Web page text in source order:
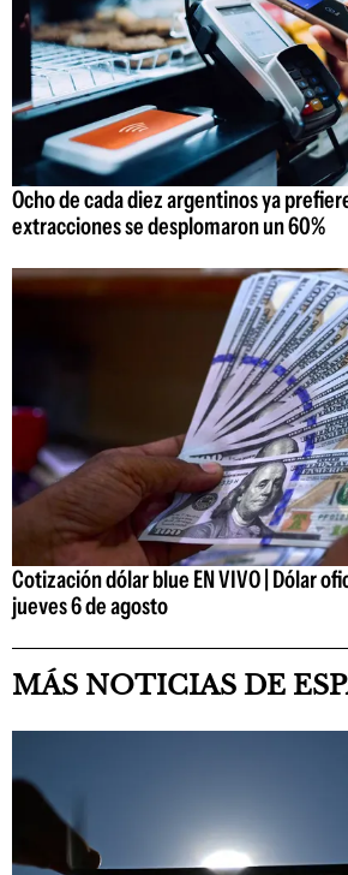
Ocho de cada diez argentinos ya
extracciones se desplomaron un 60%
Cotización dólar blue EN VIVO | Dólar
jueves 6 de agosto
MÁS NOTICIAS DE